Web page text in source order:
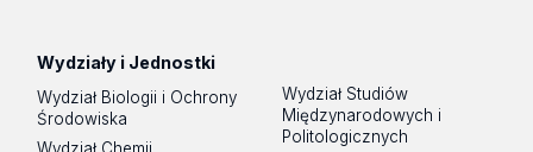
Wydziały i Jednostki
Wydział Biologii i Ochrony
Środowiska
Wydział Studiów
Międzynarodowych i
Politologicznych